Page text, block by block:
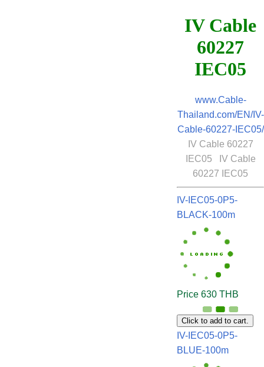
IV Cable
60227
IEC05
www.Cable-
Thailand.com/EN/IV-
Cable-60227-IEC05/
IV Cable 60227
IEC05 IV Cable
60227 IEC05
IV-IEC05-0P5-
BLACK-100m
Price 630 THB
Click to add to cart.
IV-IEC05-0P5-
BLUE-100m